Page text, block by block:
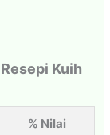
Kuih
% Nilai